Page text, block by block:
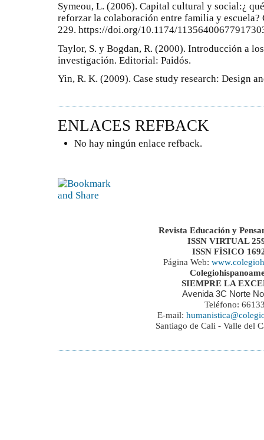
Symeou, L. (2006). Capital cultural y social:¿
reforzar la colaboración entre familia y
229. https://doi.org/10.1174/
Taylor, S. y Bogdan, R. (2000). Introducción a
investigación. Editorial: Paidós.
Yin, R. K. (2009). Case study research: Design
ENLACES REFBACK
No hay ningún enlace refback.
Revista Educación y
ISSN VIRTUAL
ISSN FÍSICO
Página Web:
SIEMPRE LA
Avenida 3C Norte
Teléfono:
E-mail:
Santiago de Cali - Valle del